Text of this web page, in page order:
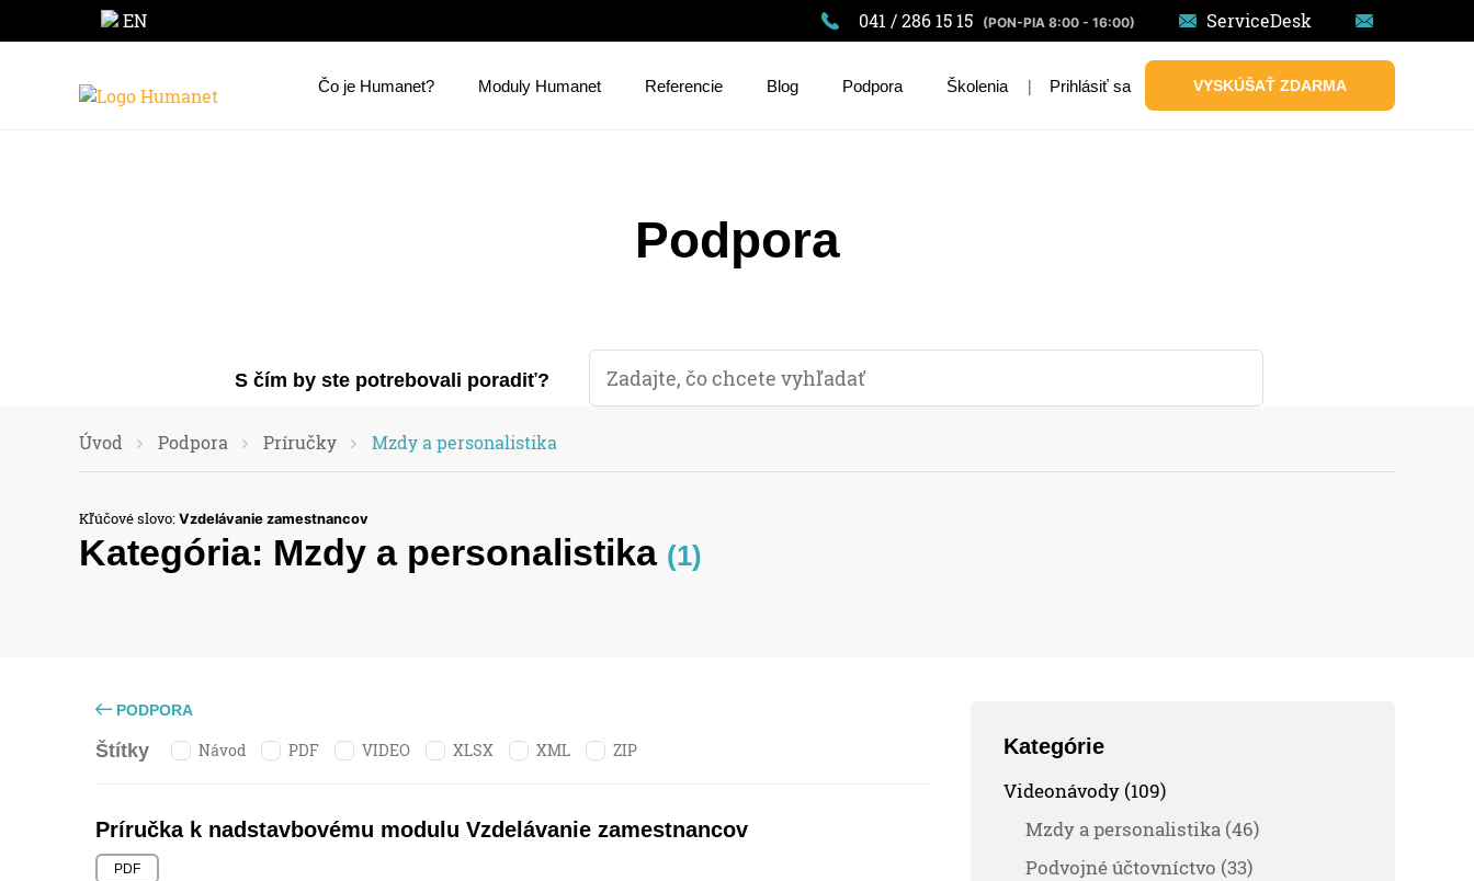
EN 041 / 286 15 15 (PON-PIA 8:00 - 16:00) ServiceDesk
Čo je Humanet? Moduly Humanet Referencie Blog Podpora Školenia | Prihlásiť sa VYSKÚŠAŤ ZDARMA
Podpora
S čím by ste potrebovali poradiť?
Úvod Podpora Príručky Mzdy a personalistika
Kľúčové slovo: Vzdelávanie zamestnancov
Kategória: Mzdy a personalistika (1)
PODPORA
Štítky Návod PDF VIDEO XLSX XML ZIP
Príručka k nadstavbovému modulu Vzdelávanie zamestnancov
PDF
Kategórie
Videonávody (109)
Mzdy a personalistika (46)
Podvojné účtovníctvo (33)